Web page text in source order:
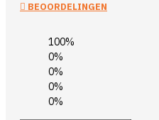
BEOORDELINGEN
100%
0%
0%
0%
0%